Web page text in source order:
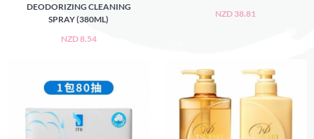
DEODORIZING CLEANING
SPRAY (380ML)
NZD 8.54
NZD 38.81